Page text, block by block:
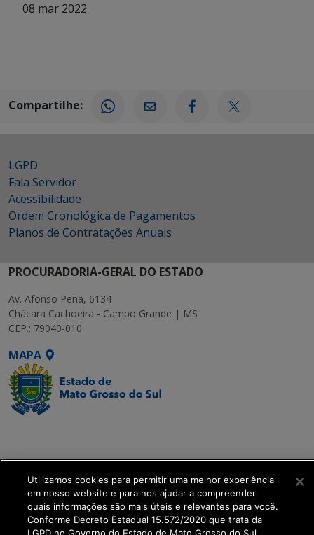
08 mar 2022
Compartilhe:
LGPD
Fala Servidor
Acessibilidade
Ordem Cronológica de Pagamentos
Planos de Contratações Anuais
PROCURADORIA-GERAL DO ESTADO
Av. Afonso Pena, 6134
Chácara Cachoeira - Campo Grande | MS
CEP.: 79040-010
MAPA
Transformação Digital
get_footer();
Utilizamos cookies para permitir uma melhor experiência
em nosso website e para nos ajudar a compreender
quais informações são mais úteis e relevantes para você.
Conforme Decreto Estadual 15.572/2020 que trata da